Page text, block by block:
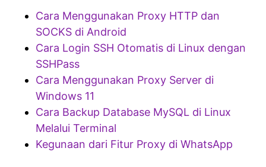
Cara Menggunakan Proxy HTTP dan
SOCKS di Android
Cara Login SSH Otomatis di Linux dengan
SSHPass
Cara Menggunakan Proxy Server di
Windows 11
Cara Backup Database MySQL di Linux
Melalui Terminal
Kegunaan dari Fitur Proxy di WhatsApp